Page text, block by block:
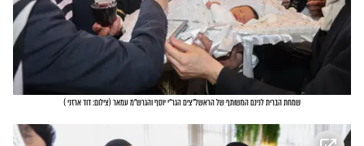
שמחת הברית לנינם המשותף של הראשל"צים הגר"י יוסף והגרש"מ עמאר (צילום: דוד ארזני)